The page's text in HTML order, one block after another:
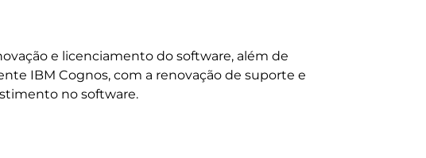
e licenciamento do software, além de
IBM Cognos, com a renovação de suporte e
no software.